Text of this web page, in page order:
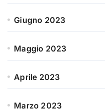
Giugno 2023
Maggio 2023
Aprile 2023
Marzo 2023